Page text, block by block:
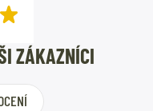
ZÁKAZNÍCI